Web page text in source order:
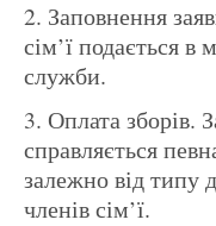
Заповнення заявки. Заявка на возз’єднання
сім’ї подається в
служби.
Оплата зборів. За подання заявки
справляється
залежно від типу
членів сім’ї.